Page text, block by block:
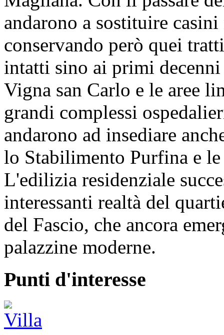
andarono a sostituire
conservando però quei
intatti sino ai primi
Vigna san Carlo e le aree
grandi complessi
andarono ad insediare
lo Stabilimento Purfina e
L'edilizia residenziale
interessanti realtà del
del Fascio, che ancora
palazzine moderne.
Punti d'interesse